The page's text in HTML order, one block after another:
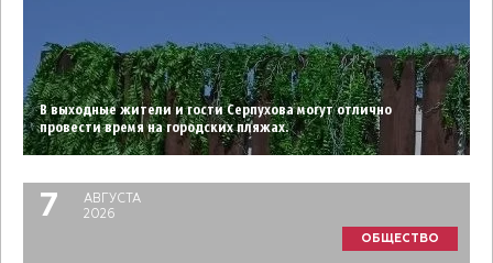
В выходные жители и гости Серпухова могут отлично
провести время на городских пляжах.
7
АВГУСТА
2026
ОБЩЕСТВО